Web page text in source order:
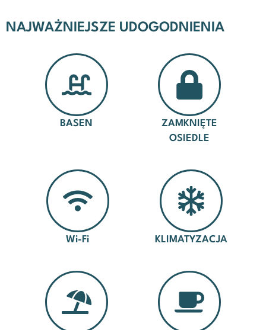
NAJWAŻNIEJSZE UDOGODNIENIA
BASEN
ZAMKNIĘTE
OSIEDLE
Wi-Fi KLIMATYZACJA